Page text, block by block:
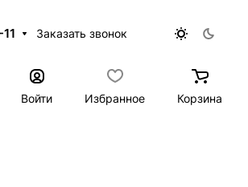
Заказать звонок
Войти Избранное Корзина